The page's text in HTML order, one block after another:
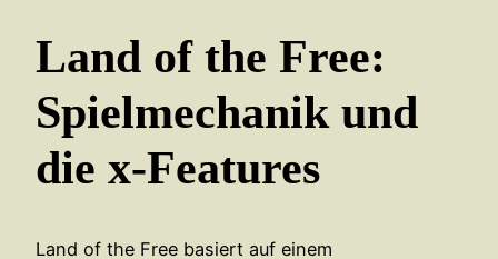
Land of the Free:
Spielmechanik und
die x-Features
Land of the Free basiert auf einem